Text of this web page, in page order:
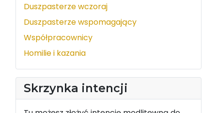
Duszpasterze wczoraj
Duszpasterze wspomagający
Współpracownicy
Homilie i kazania
Skrzynka intencji